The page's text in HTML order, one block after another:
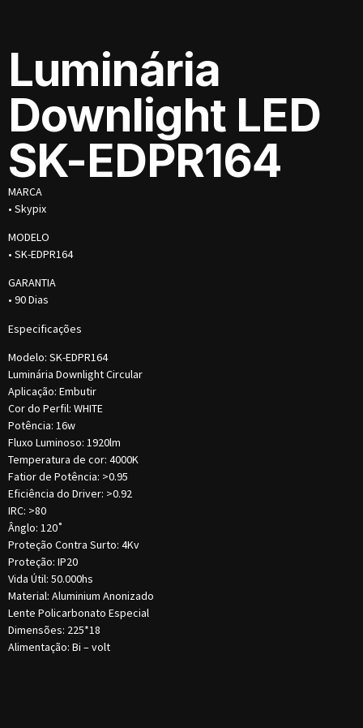
Luminária
Downlight LED
SK-EDPR164
MARCA
• Skypix
MODELO
• SK-EDPR164
GARANTIA
• 90 Dias
Especificações
Modelo: SK-EDPR164
Luminária Downlight Circular
Aplicação: Embutir
Cor do Perfil: WHITE
Potência: 16w
Fluxo Luminoso: 1920lm
Temperatura de cor: 4000K
Fatior de Potência: >0.95
Eficiência do Driver: >0.92
IRC: >80
Ânglo: 120˚
Proteção Contra Surto: 4Kv
Proteção: IP20
Vida Útil: 50.000hs
Material: Aluminium Anonizado
Lente Policarbonato Especial
Dimensões: 225*18
Alimentação: Bi – volt